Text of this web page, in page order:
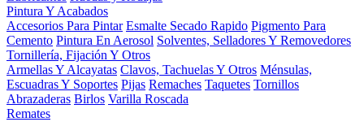
Pintura Y Acabados
Accesorios Para Pintar Esmalte Secado Rapido Pigmento Para
Cemento Pintura En Aerosol Solventes, Selladores Y Removedores
Tornillería, Fijación Y Otros
Armellas Y Alcayatas Clavos, Tachuelas Y Otros Ménsulas,
Escuadras Y Soportes Pijas Remaches Taquetes Tornillos
Abrazaderas Birlos Varilla Roscada
Remates